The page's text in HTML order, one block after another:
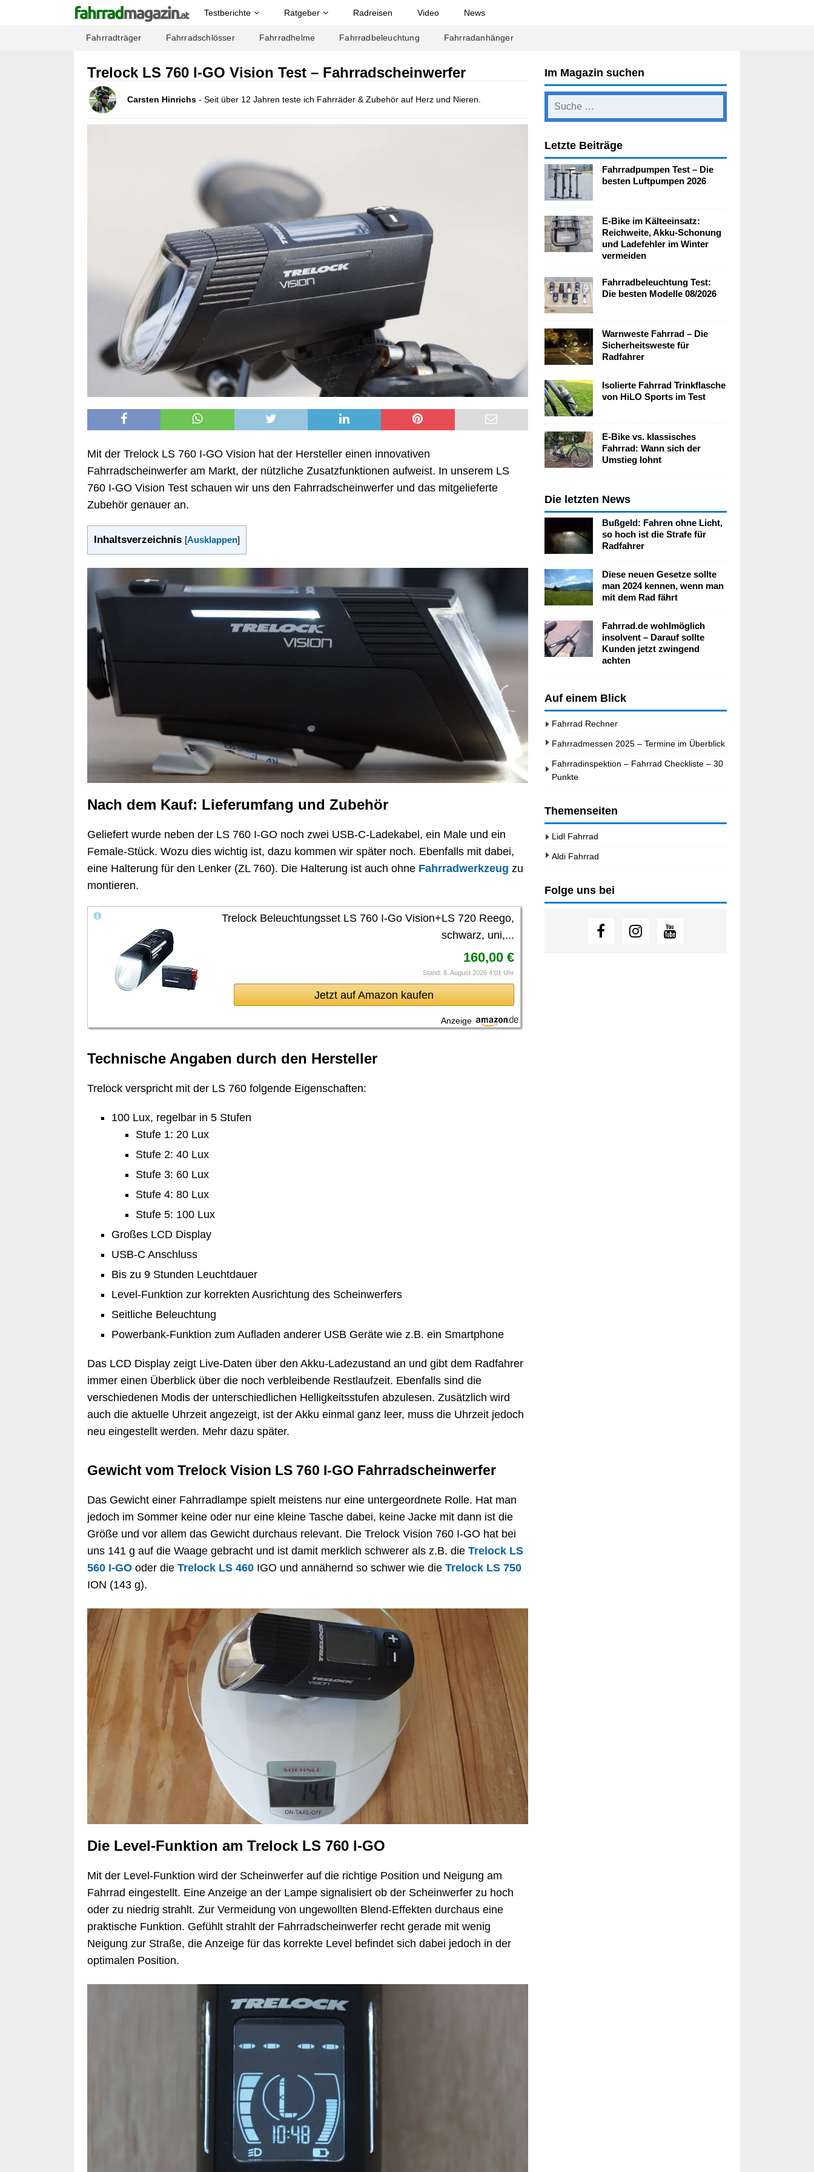
Testberichte Ratgeber Radreisen Video News
Fahrradträger Fahrradschlösser Fahrradhelme Fahrradbeleuchtung Fahrradanhänger
Trelock LS 760 I-GO Vision Test – Fahrradscheinwerfer
Carsten Hinrichs - Seit über 12 Jahren teste ich Fahrräder & Zubehör auf Herz und Nieren.
Mit der Trelock LS 760 I-GO Vision hat der Hersteller einen innovativen
Fahrradscheinwerfer am Markt, der nützliche Zusatzfunktionen aufweist. In unserem LS
760 I-GO Vision Test schauen wir uns den Fahrradscheinwerfer und das mitgelieferte
Zubehör genauer an.
Inhaltsverzeichnis [Ausklappen]
Nach dem Kauf: Lieferumfang und Zubehör
Geliefert wurde neben der LS 760 I-GO noch zwei USB-C-Ladekabel, ein Male und ein
Female-Stück. Wozu dies wichtig ist, dazu kommen wir später noch. Ebenfalls mit dabei,
eine Halterung für den Lenker (ZL 760). Die Halterung ist auch ohne Fahrradwerkzeug zu
montieren.
Trelock Beleuchtungsset LS 760 I-Go Vision+LS 720 Reego,
schwarz, uni,...
160,00 €
Stand: 8. August 2026 4:01 Uhr
Jetzt auf Amazon kaufen
Anzeige
Technische Angaben durch den Hersteller
Trelock verspricht mit der LS 760 folgende Eigenschaften:
100 Lux, regelbar in 5 Stufen
Stufe 1: 20 Lux
Stufe 2: 40 Lux
Stufe 3: 60 Lux
Stufe 4: 80 Lux
Stufe 5: 100 Lux
Großes LCD Display
USB-C Anschluss
Bis zu 9 Stunden Leuchtdauer
Level-Funktion zur korrekten Ausrichtung des Scheinwerfers
Seitliche Beleuchtung
Powerbank-Funktion zum Aufladen anderer USB Geräte wie z.B. ein Smartphone
Das LCD Display zeigt Live-Daten über den Akku-Ladezustand an und gibt dem Radfahrer
immer einen Überblick über die noch verbleibende Restlaufzeit. Ebenfalls sind die
verschiedenen Modis der unterschiedlichen Helligkeitsstufen abzulesen. Zusätzlich wird
auch die aktuelle Uhrzeit angezeigt, ist der Akku einmal ganz leer, muss die Uhrzeit jedoch
neu eingestellt werden. Mehr dazu später.
Gewicht vom Trelock Vision LS 760 I-GO Fahrradscheinwerfer
Das Gewicht einer Fahrradlampe spielt meistens nur eine untergeordnete Rolle. Hat man
jedoch im Sommer keine oder nur eine kleine Tasche dabei, keine Jacke mit dann ist die
Größe und vor allem das Gewicht durchaus relevant. Die Trelock Vision 760 I-GO hat bei
uns 141 g auf die Waage gebracht und ist damit merklich schwerer als z.B. die Trelock LS
560 I-GO oder die Trelock LS 460 IGO und annähernd so schwer wie die Trelock LS 750
ION (143 g).
Die Level-Funktion am Trelock LS 760 I-GO
Mit der Level-Funktion wird der Scheinwerfer auf die richtige Position und Neigung am
Fahrrad eingestellt. Eine Anzeige an der Lampe signalisiert ob der Scheinwerfer zu hoch
oder zu niedrig strahlt. Zur Vermeidung von ungewollten Blend-Effekten durchaus eine
praktische Funktion. Gefühlt strahlt der Fahrradscheinwerfer recht gerade mit wenig
Neigung zur Straße, die Anzeige für das korrekte Level befindet sich dabei jedoch in der
optimalen Position.
Im Magazin suchen
Letzte Beiträge
Fahrradpumpen Test – Die
besten Luftpumpen 2026
E-Bike im Kälteeinsatz:
Reichweite, Akku-Schonung
und Ladefehler im Winter
vermeiden
Fahrradbeleuchtung Test:
Die besten Modelle 08/2026
Warnweste Fahrrad – Die
Sicherheitsweste für
Radfahrer
Isolierte Fahrrad Trinkflasche
von HiLO Sports im Test
E-Bike vs. klassisches
Fahrrad: Wann sich der
Umstieg lohnt
Die letzten News
Bußgeld: Fahren ohne Licht,
so hoch ist die Strafe für
Radfahrer
Diese neuen Gesetze sollte
man 2024 kennen, wenn man
mit dem Rad fährt
Fahrrad.de wohlmöglich
insolvent – Darauf sollte
Kunden jetzt zwingend
achten
Auf einem Blick
Fahrrad Rechner
Fahrradmessen 2025 – Termine im Überblick
Fahrradinspektion – Fahrrad Checkliste – 30
Punkte
Themenseiten
Lidl Fahrrad
Aldi Fahrrad
Folge uns bei